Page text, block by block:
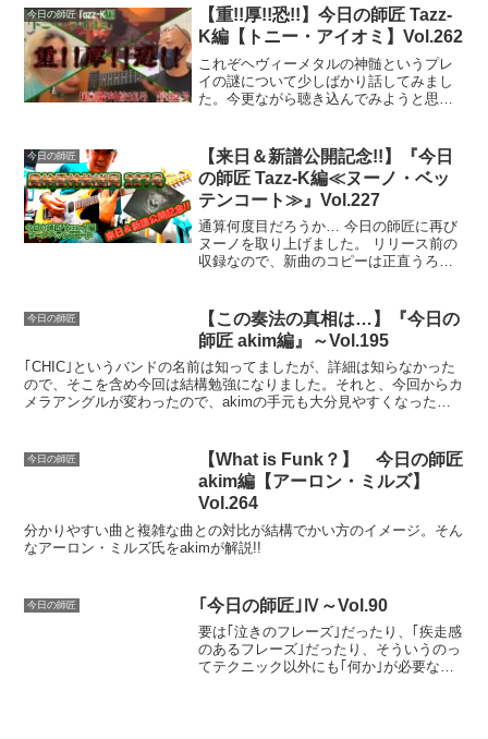
ション動画(最後にケリーサイモン氏から
のコメ...
今日の師匠
【重!!厚!!恐!!】今日の師匠 Tazz-
K編【トニー・アイオミ】Vol.262
これぞヘヴィーメタルの神髄というプレ
イの謎について少しばかり話してみまし
た。今更ながら聴き込んでみようと思う
今日の師匠
【来日＆新譜公開記念!!】『今日
の師匠 Tazz-K編≪ヌーノ・ベッ
テンコート≫』Vol.227
通算何度目だろうか… 今日の師匠に再び
ヌーノを取り上げました。 リリース前の
収録なので、新曲のコピーは正直うろ覚
今日の師匠
【この奏法の真相は…】『今日の
師匠 akim編』～Vol.195
｢CHIC｣というバンドの名前は知ってましたが、詳細は知らなかった
ので、そこを含め今回は結構勉強になりました。それと、今回からカ
メラアングルが変わったので、akimの手元も大分見やすくなったか
今日の師匠
【What is Funk？】 今日の師匠
akim編【アーロン・ミルズ】
Vol.264
分かりやすい曲と複雑な曲との対比が結構でかい方のイメージ。そん
なアーロン・ミルズ氏をakimが解説!!
今日の師匠 ｢今日の師匠｣Ⅳ～Vol.90
要は｢泣きのフレーズ｣だったり、｢疾走感
のあるフレーズ｣だったり、そういうのっ
てテクニック以外にも｢何か｣が必要な気